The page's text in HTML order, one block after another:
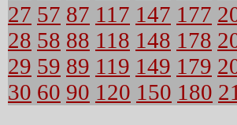
27 57 87 117 147 177
28 58 88 118 148 178
29 59 89 119 149 179
30 60 90 120 150 180